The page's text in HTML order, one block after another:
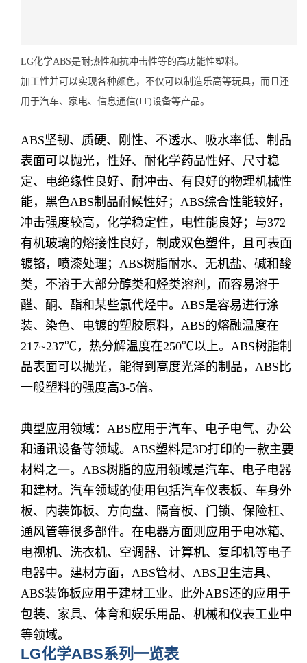
LG化学ABS是耐热性和抗冲击性等的高功能性塑料。
加工性并可以实现各种颜色，不仅可以制造乐高等玩具，而且还
用于汽车、 家电、信息通信(IT)设备等产品。
ABS坚韧、质硬、刚性、不透水、吸水率低、制品
表面可以抛光，性好、耐化学药品性好、尺寸稳
定、电绝缘性良好、耐冲击、有良好的物理机械性
能，黑色ABS制品耐候性好；ABS综合性能较好，
冲击强度较高，化学稳定性，电性能良好；与372
有机玻璃的熔接性良好，制成双色塑件，且可表面
镀铬，喷漆处理；ABS树脂耐水、无机盐、碱和酸
类，不溶于大部分醇类和烃类溶剂，而容易溶于
醛、酮、酯和某些氯代烃中。ABS是容易进行涂
装、染色、电镀的塑胶原料，ABS的熔融温度在
217~237℃，热分解温度在250℃以上。ABS树脂制
品表面可以抛光，能得到高度光泽的制品，ABS比
一般塑料的强度高3-5倍。
典型应用领域：ABS应用于汽车、电子电气、办公
和通讯设备等领域。ABS塑料是3D打印的一款主要
材料之一。ABS树脂的应用领域是汽车、电子电器
和建材。汽车领域的使用包括汽车仪表板、车身外
板、内装饰板、方向盘、隔音板、门锁、保险杠、
通风管等很多部件。在电器方面则应用于电冰箱、
电视机、洗衣机、空调器、计算机、复印机等电子
电器中。建材方面，ABS管材、ABS卫生洁具、
ABS装饰板应用于建材工业。此外ABS还的应用于
包装、家具、体育和娱乐用品、机械和仪表工业中
等领域。
LG化学ABS系列一览表